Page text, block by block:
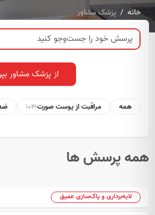
خانه پزشک مشاور
از پزشک مشاور
همه مراقبت از پوست صورت1041
همه پرسش ها
لایه‌برداری و پاک‌سازی عمیق